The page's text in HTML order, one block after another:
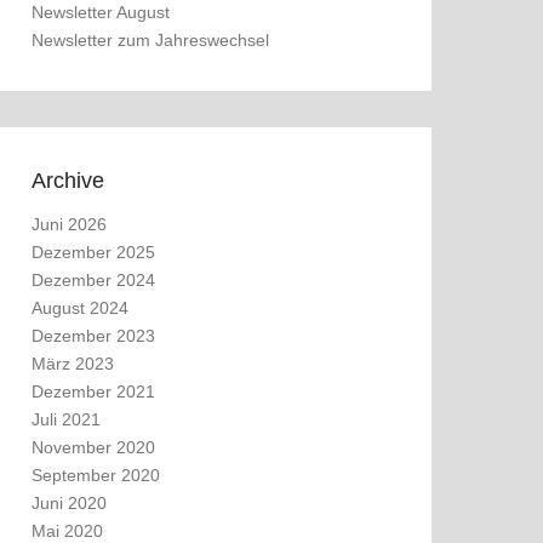
Newsletter August
Newsletter zum Jahreswechsel
Archive
Juni 2026
Dezember 2025
Dezember 2024
August 2024
Dezember 2023
März 2023
Dezember 2021
Juli 2021
November 2020
September 2020
Juni 2020
Mai 2020